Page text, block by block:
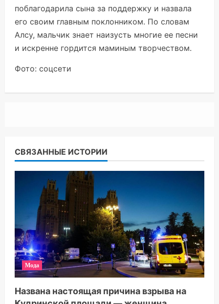
поблагодарила сына за поддержку и назвала
его своим главным поклонником. По словам
Алсу, мальчик знает наизусть многие ее песни
и искренне гордится маминым творчеством.
Фото: соцсети
СВЯЗАННЫЕ ИСТОРИИ
Мода
Названа настоящая причина взрыва на